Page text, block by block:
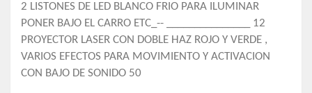
2 LISTONES DE LED BLANCO FRIO PARA ILUMINAR
PONER BAJO EL CARRO ETC_-- _______________ 12
PROYECTOR LASER CON DOBLE HAZ ROJO Y VERDE ,
VARIOS EFECTOS PARA MOVIMIENTO Y ACTIVACION
CON BAJO DE SONIDO 50